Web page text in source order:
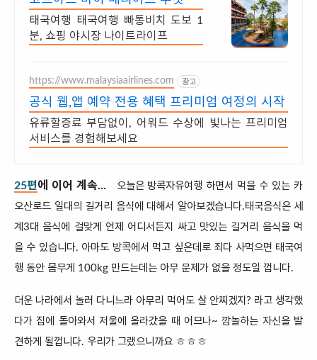
태국여행 태국여행 빠통비치 도보 1
분, 쇼핑 야시장 나이트라이프
https://www.malaysiaairlines.com 광고
공식 웹,앱 예약 전용 혜택 프리미엄 여정의 시작
유류할증료 부담없이, 어워드 수상에 빛나는 프리미엄
서비스를 경험해보세요
25편에 이어 계속...
오늘은 방콕자유여행 하면서 먹을 수 있는 카
오산로드 일대의 길거리 음식에 대해서 알아보겠습니다.태국음식은 세
계3대 음식에 걸맞게 언제 어디서든지 싸고 맛있는 길거리 음식을 먹
을 수 있습니다. 아마도 방콕에서 먹고 싶은데로 죄다 사먹으면 태국여
행 동안 몸무게 100kg 만드는데는 아무 문제가 없을 정도일 껍니다.
더운 나라에서 놀러 다니느라 아무리 먹어도 살 안찌겠지? 라고 생각했
다가 집에 돌아와서 저울에 올라갔을 때 어므나~ 깜놀하는 자신을 발
견하게 될껍니다. 우리가 그랬으니까요 ㅎㅎㅎ